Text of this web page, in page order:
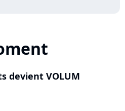
devient VOLUM